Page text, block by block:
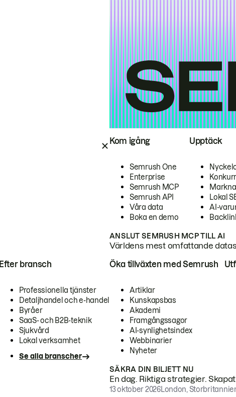
Kom igång
Semrush One
Enterprise
Semrush MCP
Semrush API
Våra data
Boka en demo
Upptäck
Lokal
AI-
ANSLUT SEMRUSH MCP TILL AI
Världens mest omfattande
Efter bransch
Professionella tjänster
Detaljhandel och e-handel
Byråer
SaaS- och B2B-teknik
Sjukvård
Lokal verksamhet
Se alla branscher
Öka tillväxten med Semrush
Artiklar
Kunskapsbas
Akademi
Framgångssagor
AI-synlighetsindex
Webbinarier
Nyheter
SÄKRA DIN BILJETT NU
En dag. Riktiga strategier.
13 oktober 2026London,